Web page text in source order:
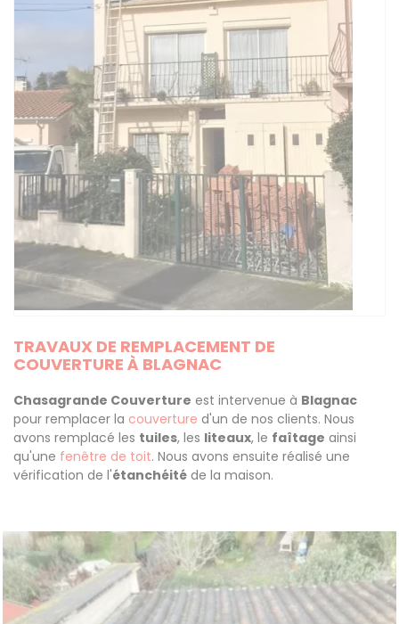
TRAVAUX DE REMPLACEMENT DE
COUVERTURE À BLAGNAC
Chasagrande Couverture est intervenue à Blagnac
pour remplacer la couverture d'un de nos clients. Nous
avons remplacé les tuiles, les liteaux, le faîtage ainsi
qu'une fenêtre de toit. Nous avons ensuite réalisé une
vérification de l'étanchéité de la maison.